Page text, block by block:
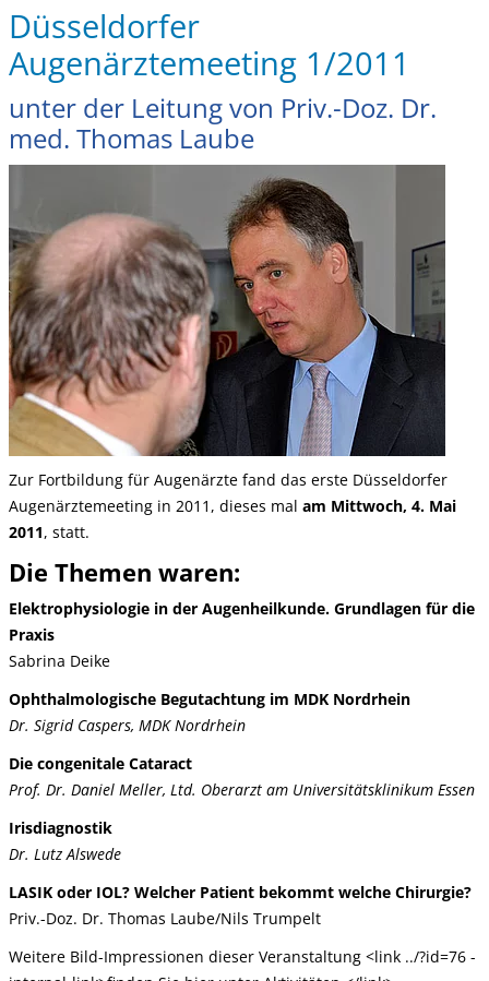
Düsseldorfer
Augenärztemeeting 1/2011
unter der Leitung von Priv.-Doz. Dr.
med. Thomas Laube
Zur Fortbildung für Augenärzte fand das erste Düsseldorfer
Augenärztemeeting in 2011, dieses mal am Mittwoch, 4. Mai
2011, statt.
Die Themen waren:
Elektrophysiologie in der Augenheilkunde. Grundlagen für die
Praxis
Sabrina Deike
Ophthalmologische Begutachtung im MDK Nordrhein
Dr. Sigrid Caspers, MDK Nordrhein
Die congenitale Cataract
Prof. Dr. Daniel Meller, Ltd. Oberarzt am Universitätsklinikum Essen
Irisdiagnostik
Dr. Lutz Alswede
LASIK oder IOL? Welcher Patient bekommt welche Chirurgie?
Priv.-Doz. Dr. Thomas Laube/Nils Trumpelt
Weitere Bild-Impressionen dieser Veranstaltung <link ../?id=76 -